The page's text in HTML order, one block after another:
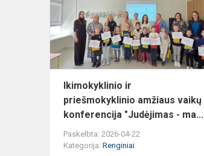
Ikimokyklinio ir
priešmokyklinio amžiaus vaikų
konferencija "Judėjimas - ma...
Paskelbta: 2026-04-22
Kategorija: Renginiai